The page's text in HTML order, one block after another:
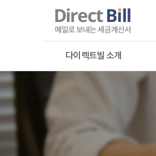
다이렉트빌 소개
다이렉트빌 소개